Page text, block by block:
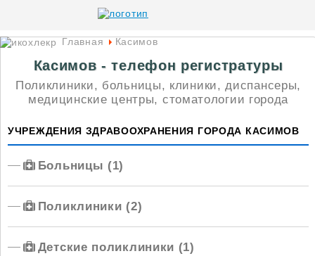
Главная Касимов
Касимов - телефон регистратуры
Поликлиники, больницы, клиники, диспансеры,
медицинские центры, стоматологии города
УЧРЕЖДЕНИЯ ЗДРАВООХРАНЕНИЯ ГОРОДА КАСИМОВ
Больницы (1)
Поликлиники (2)
Детские поликлиники (1)